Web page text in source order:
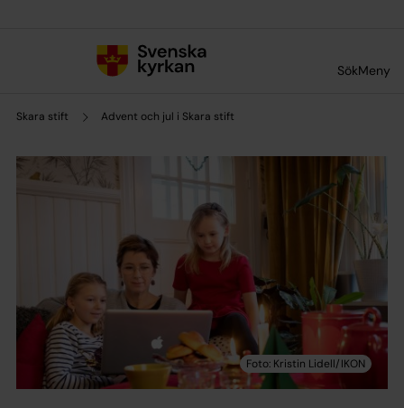
SökMeny
Skara stift Advent och jul i Skara stift